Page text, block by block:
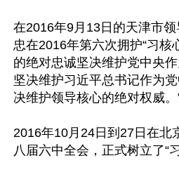
在2016年9月13日的天津市
忠在2016年第六次拥护“习核
的绝对忠诚坚决维护党中央
坚决维护习近平总书记作为
决维护领导核心的绝对权威。
2016年10月24日到27日在北
八届六中全会，正式树立了“